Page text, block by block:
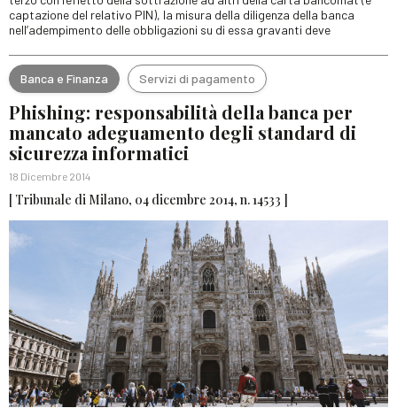
captazione del relativo PIN), la misura della diligenza della banca
nell’adempimento delle obbligazioni su di essa gravanti deve
Banca e Finanza Servizi di pagamento
Phishing: responsabilità della banca per
mancato adeguamento degli standard di
sicurezza informatici
18 Dicembre 2014
[ Tribunale di Milano, 04 dicembre 2014, n. 14533 ]